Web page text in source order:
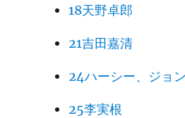
18天野卓郎
21吉田嘉清
24ハーシー、ジョン
25李実根